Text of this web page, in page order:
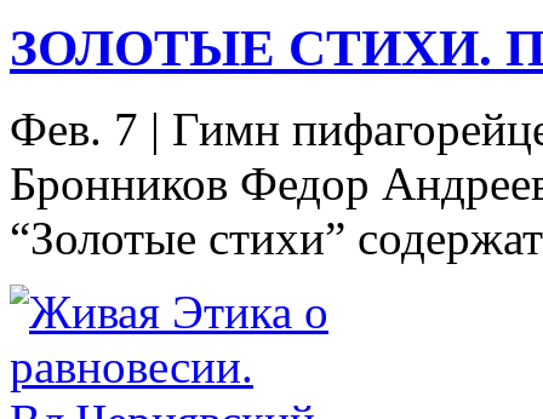
ЗОЛОТЫЕ СТИХИ.
Фев. 7 | Гимн
Бронников Федор
“Золотые стихи”